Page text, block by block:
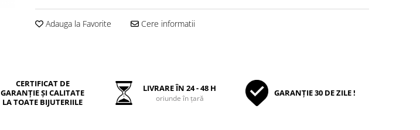
Adauga la Favorite Cere informatii
CERTIFICAT DE
GARANȚIE ȘI CALITATE
LA TOATE BIJUTERIILE
LIVRARE ÎN 24 - 48 H
oriunde în țară GARANȚIE 30 DE ZILE !